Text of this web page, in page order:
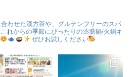
わせた漢方茶や、グルテンフリーのスパ
れからの季節にぴったりの薬膳鍋/火鍋キ
ぜひお試しください